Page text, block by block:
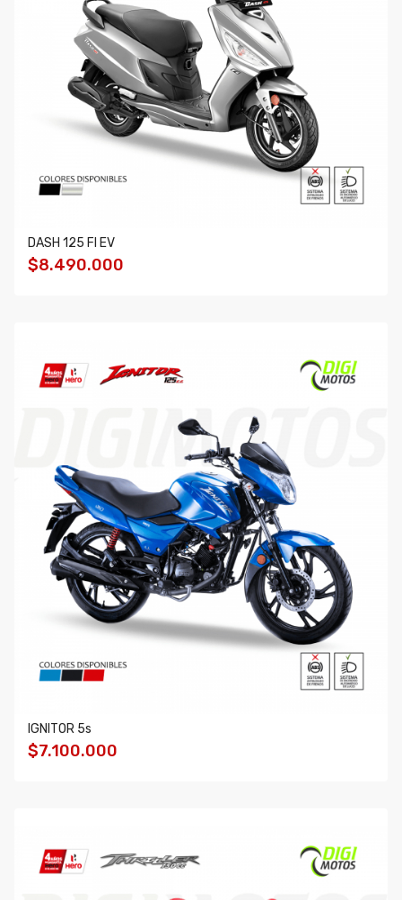
DASH 125 FI EV
$8.490.000
IGNITOR 5s
$7.100.000